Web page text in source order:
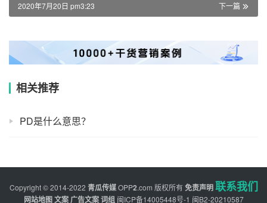
下一篇
2020年7月20日 pm3:23
相关推荐
PD是什么意思？
Copyright © 2014-2022 青瓜传媒 OPP2.com 版权所有免责声明联系我们
网站地图文案广告文案词组 闽ICP备14005448号-1 闽B2-20210587